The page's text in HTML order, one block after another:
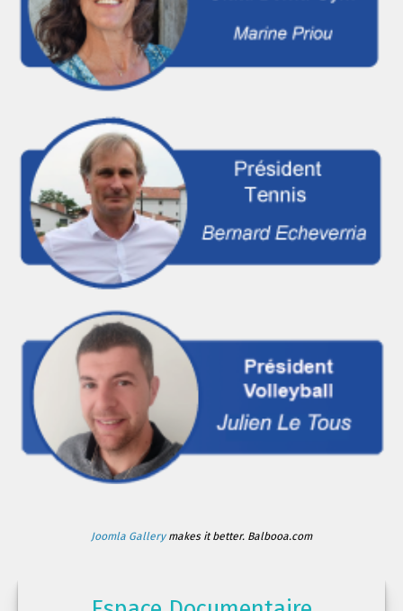
Joomla Gallerymakes it better. Balbooa.com